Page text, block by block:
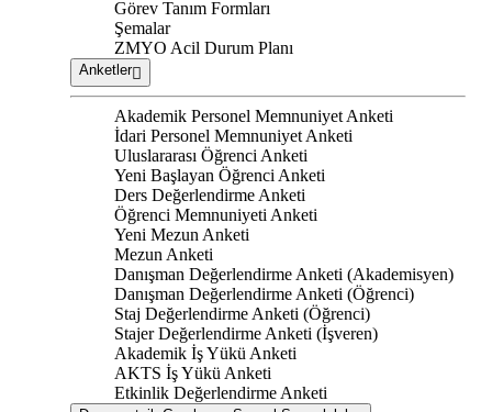
Görev Tanım Formları
Şemalar
ZMYO Acil Durum Planı
Anketler
Akademik Personel Memnuniyet Anketi
İdari Personel Memnuniyet Anketi
Uluslararası Öğrenci Anketi
Yeni Başlayan Öğrenci Anketi
Ders Değerlendirme Anketi
Öğrenci Memnuniyeti Anketi
Yeni Mezun Anketi
Mezun Anketi
Danışman Değerlendirme Anketi (Akademisyen)
Danışman Değerlendirme Anketi (Öğrenci)
Staj Değerlendirme Anketi (Öğrenci)
Stajer Değerlendirme Anketi (İşveren)
Akademik İş Yükü Anketi
AKTS İş Yükü Anketi
Etkinlik Değerlendirme Anketi